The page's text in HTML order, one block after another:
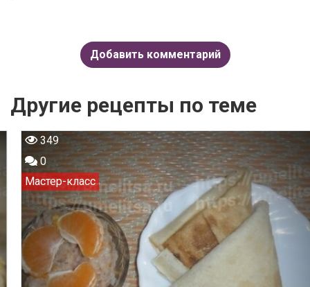
Добавить комментарий
Другие рецепты по теме
349
Мастер-класс
0